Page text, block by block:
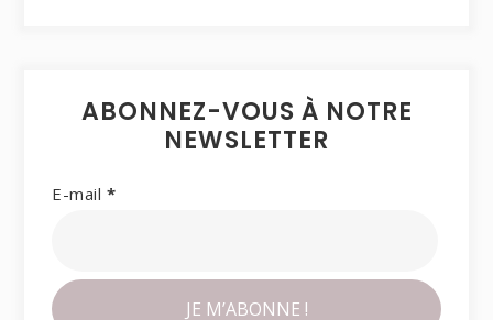
ABONNEZ-VOUS À NOTRE
NEWSLETTER
E-mail *